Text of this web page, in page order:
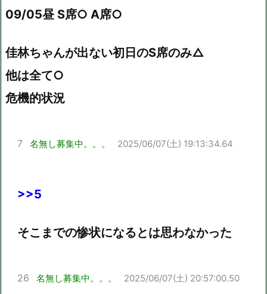
09/05昼 S席○ A席○
佳林ちゃんが出ない初日のS席のみ△
他は全て○
危機的状況
7 名無し募集中。。。 2025/06/07(土) 19:13:34.64
>>5
そこまでの惨状になるとは思わなかった
26 名無し募集中。。。 2025/06/07(土) 20:57:00.50